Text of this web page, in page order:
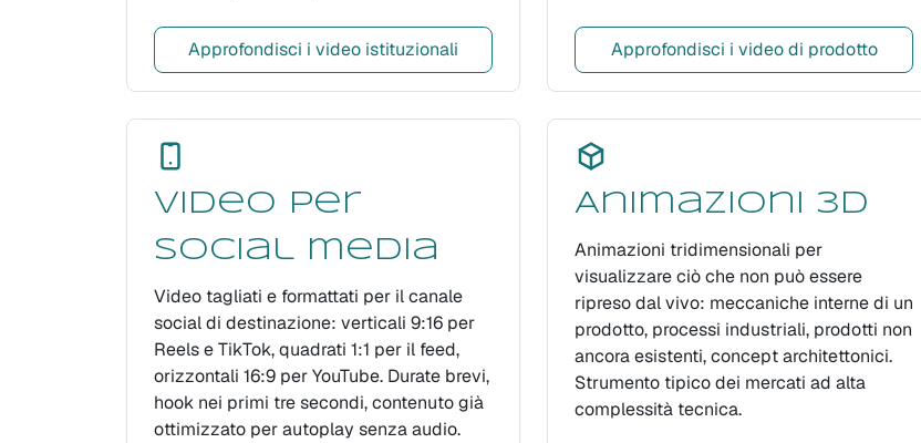
Approfondisci i video istituzionali Approfondisci i video di prodotto
Video per
social media
Video tagliati e formattati per il canale
social di destinazione: verticali 9:16 per
Reels e TikTok, quadrati 1:1 per il feed,
orizzontali 16:9 per YouTube. Durate brevi,
hook nei primi tre secondi, contenuto già
ottimizzato per autoplay senza audio.
Animazioni 3D
Animazioni tridimensionali per
visualizzare ciò che non può essere
ripreso dal vivo: meccaniche interne di un
prodotto, processi industriali, prodotti non
ancora esistenti, concept architettonici.
Strumento tipico dei mercati ad alta
complessità tecnica.